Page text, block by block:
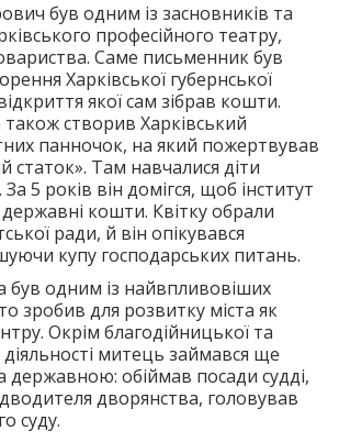
був одним із засновників та
професійного театру,
Саме письменник був
Харківської губернської
якої сам зібрав кошти.
також створив Харківський
панночок, на який пожертвував
статок». Там навчалися діти
За 5 років він домігся, щоб інститут
кошти. Квітку обрали
ради, й він опікувався
купу господарських питань.
був одним із найвпливовіших
зробив для розвитку міста як
Окрім благодійницької та
діяльності митець займався ще
державною: обіймав посади судді,
дворянства, головував
суду.